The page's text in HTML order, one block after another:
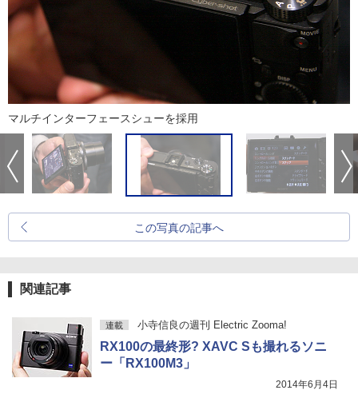
マルチインターフェースシューを採用
この写真の記事へ
関連記事
連載 小寺信良の週刊 Electric Zooma!
RX100の最終形? XAVC Sも撮れるソニ
ー「RX100M3」
2014年6月4日